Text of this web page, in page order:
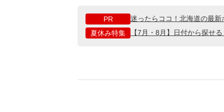
PR
迷ったらココ！北海道の最
夏休み特集
【7月・8月】日付から探せ